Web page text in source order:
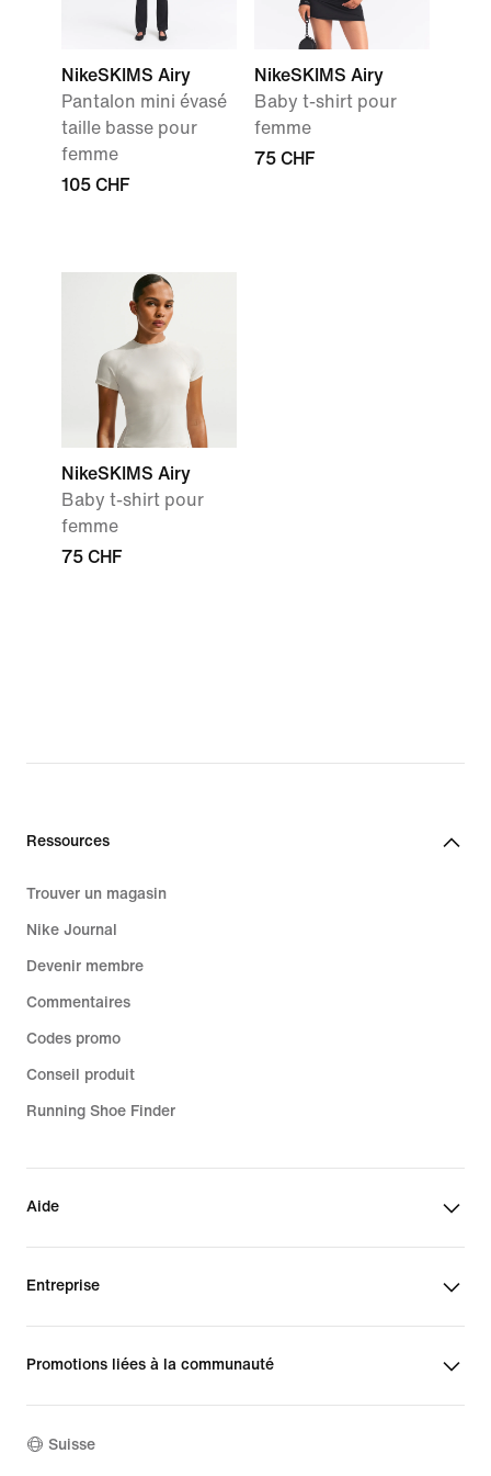
NikeSKIMS Airy
Pantalon mini évasé
taille basse pour
femme
105 CHF
NikeSKIMS Airy
Baby t-shirt pour
femme
75 CHF
NikeSKIMS Airy
Baby t-shirt pour
femme
75 CHF
Ressources
Trouver un magasin
Nike Journal
Devenir membre
Commentaires
Codes promo
Conseil produit
Running Shoe Finder
Aide
Entreprise
Promotions liées à la communauté
Suisse